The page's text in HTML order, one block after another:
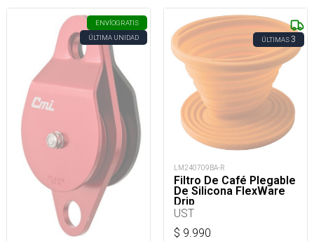
ENVÍOGRATIS
ÚLTIMA UNIDAD
ÚLTIMAS3
LM240709BA-R
Filtro De Café Plegable
De Silicona FlexWare
Drip
UST
$ 9.990